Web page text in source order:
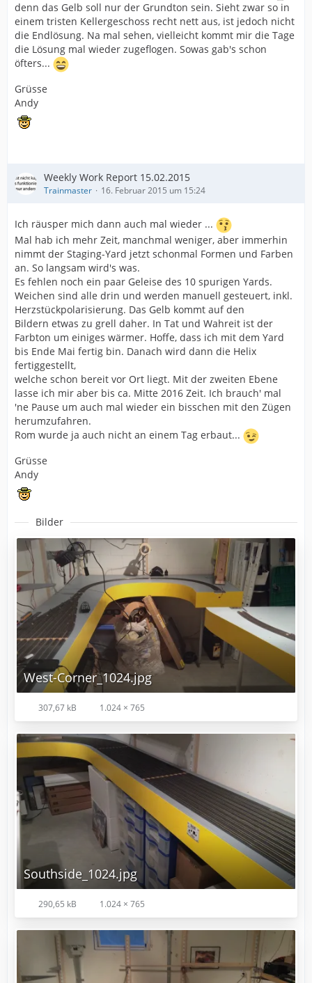
denn das Gelb soll nur der Grundton sein. Sieht zwar so in
einem tristen Kellergeschoss recht nett aus, ist jedoch nicht
die Endlösung. Na mal sehen, vielleicht kommt mir die Tage
die Lösung mal wieder zugeflogen. Sowas gab's schon
öfters...
Grüsse
Andy
Weekly Work Report 15.02.2015
Trainmaster 16. Februar 2015 um 15:24
Ich räusper mich dann auch mal wieder ...
Mal hab ich mehr Zeit, manchmal weniger, aber immerhin
nimmt der Staging-Yard jetzt schonmal Formen und Farben
an. So langsam wird's was.
Es fehlen noch ein paar Geleise des 10 spurigen Yards.
Weichen sind alle drin und werden manuell gesteuert, inkl.
Herzstückpolarisierung. Das Gelb kommt auf den
Bildern etwas zu grell daher. In Tat und Wahreit ist der
Farbton um einiges wärmer. Hoffe, dass ich mit dem Yard
bis Ende Mai fertig bin. Danach wird dann die Helix
fertiggestellt,
welche schon bereit vor Ort liegt. Mit der zweiten Ebene
lasse ich mir aber bis ca. Mitte 2016 Zeit. Ich brauch' mal
'ne Pause um auch mal wieder ein bisschen mit den Zügen
herumzufahren.
Rom wurde ja auch nicht an einem Tag erbaut...
Grüsse
Andy
Bilder
West-Corner_1024.jpg
307,67 kB 1.024 × 765
Southside_1024.jpg
290,65 kB 1.024 × 765